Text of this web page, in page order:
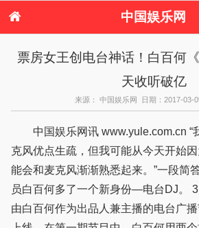
中国娱乐网
电视剧
演唱会 综艺
票房女王创电台神话！白百何
天收听破亿
来源： 中国娱乐网 日期：2017-03-
中国娱乐网讯 www.yule.com.cn “
克风优点生疏，但我可能从今天开始
能会和麦克风渐渐熟悉起来。”一段简
员白百何多了一个新身份—电台DJ。 3
由白百何作为出品人兼主播的电台广